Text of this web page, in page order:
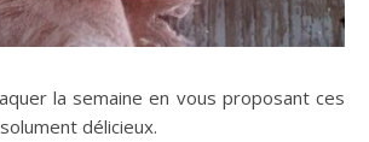
délicieux.